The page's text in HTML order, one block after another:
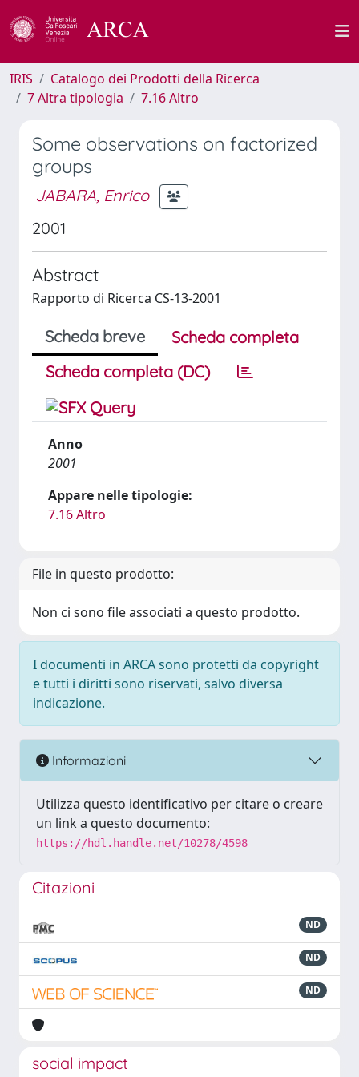
IRIS
Catalogo dei Prodotti della Ricerca
7 Altra tipologia
7.16 Altro
Some observations on factorized
groups
JABARA, Enrico
2001
Abstract
Rapporto di Ricerca CS-13-2001
Scheda breve
Scheda completa
Scheda completa (DC)
Anno
2001
Appare nelle tipologie:
7.16 Altro
File in questo prodotto:
Non ci sono file associati a questo prodotto.
I documenti in ARCA sono protetti da copyright
e tutti i diritti sono riservati, salvo diversa
indicazione.
Informazioni
Utilizza questo identificativo per citare o creare
un link a questo documento:
https://hdl.handle.net/10278/4598
Citazioni
ND
ND
ND
social impact